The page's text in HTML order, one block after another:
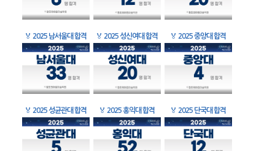
🏅 2025 남서울대 합격 🏅 2025 성신여대 합격 🏅 2025 중앙대 합격
🏅 2025 성균관대 합격 🏅 2025 홍익대 합격 🏅 2025 단국대 합격